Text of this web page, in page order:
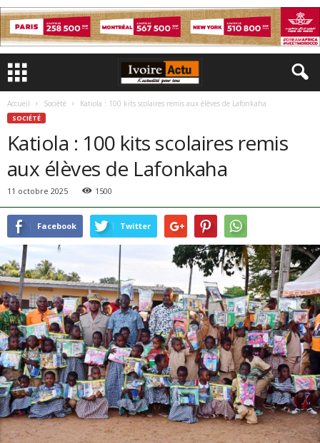
Accueil Société Katiola : 100 kits scolaires remis aux élèves de Lafonkaha
SOCIÉTÉ
Katiola : 100 kits scolaires remis
aux élèves de Lafonkaha
11 octobre 2025 1500
Facebook Twitter